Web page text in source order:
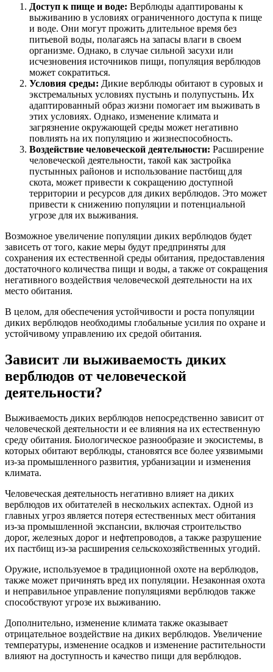
Доступ к пище и воде: Верблюды адаптированы к
выживанию в условиях ограниченного доступа к пище
и воде. Они могут прожить длительное время без
питьевой воды, полагаясь на запасы влаги в своем
организме. Однако, в случае сильной засухи или
исчезновения источников пищи, популяция верблюдов
может сократиться.
Условия среды: Дикие верблюды обитают в суровых и
экстремальных условиях пустынь и полупустынь. Их
адаптированный образ жизни помогает им выживать в
этих условиях. Однако, изменение климата и
загрязнение окружающей среды может негативно
повлиять на их популяцию и жизнеспособность.
Воздействие человеческой деятельности: Расширение
человеческой деятельности, такой как застройка
пустынных районов и использование пастбищ для
скота, может привести к сокращению доступной
территории и ресурсов для диких верблюдов. Это может
привести к снижению популяции и потенциальной
угрозе для их выживания.
Возможное увеличение популяции диких верблюдов будет
зависеть от того, какие меры будут предприняты для
сохранения их естественной среды обитания, предоставления
достаточного количества пищи и воды, а также от сокращения
негативного воздействия человеческой деятельности на их
место обитания.
В целом, для обеспечения устойчивости и роста популяции
диких верблюдов необходимы глобальные усилия по охране и
устойчивому управлению их средой обитания.
Зависит ли выживаемость диких
верблюдов от человеческой
деятельности?
Выживаемость диких верблюдов непосредственно зависит от
человеческой деятельности и ее влияния на их естественную
среду обитания. Биологическое разнообразие и экосистемы, в
которых обитают верблюды, становятся все более уязвимыми
из-за промышленного развития, урбанизации и изменения
климата.
Человеческая деятельность негативно влияет на диких
верблюдов их обитателей в нескольких аспектах. Одной из
главных угроз является потеря естественных мест обитания
из-за промышленной экспансии, включая строительство
дорог, железных дорог и нефтепроводов, а также разрушение
их пастбищ из-за расширения сельскохозяйственных угодий.
Оружие, используемое в традиционной охоте на верблюдов,
также может причинять вред их популяции. Незаконная охота
и неправильное управление популяциями верблюдов также
способствуют угрозе их выживанию.
Дополнительно, изменение климата также оказывает
отрицательное воздействие на диких верблюдов. Увеличение
температуры, изменение осадков и изменение растительности
влияют на доступность и качество пищи для верблюдов.